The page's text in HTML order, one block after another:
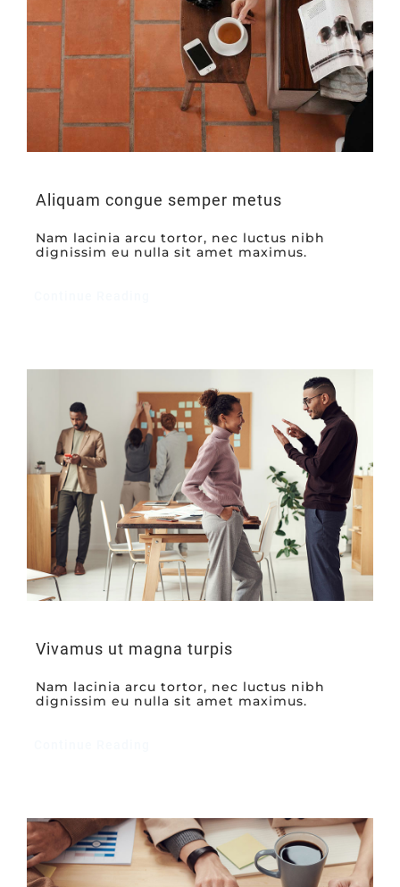
Aliquam congue semper metus
Nam lacinia arcu tortor, nec luctus nibh
dignissim eu nulla sit amet maximus.
Vivamus ut magna turpis
Nam lacinia arcu tortor, nec luctus nibh
dignissim eu nulla sit amet maximus.